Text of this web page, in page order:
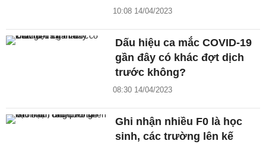
10:08 14/04/2023
Dấu hiệu ca mắc COVID-19
gần đây có khác đợt dịch
trước không?
08:30 14/04/2023
Ghi nhận nhiều F0 là học
sinh, các trường lên kế